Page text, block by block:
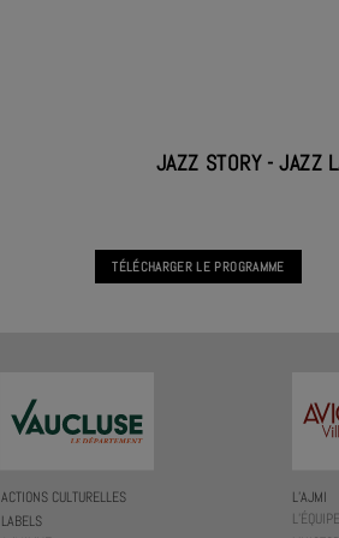
JAZZ STORY - JAZZ
TÉLÉCHARGER LE PROGRAMME
ACTIONS CULTURELLES
LABELS
L’AJMI
L’ÉQUIPE